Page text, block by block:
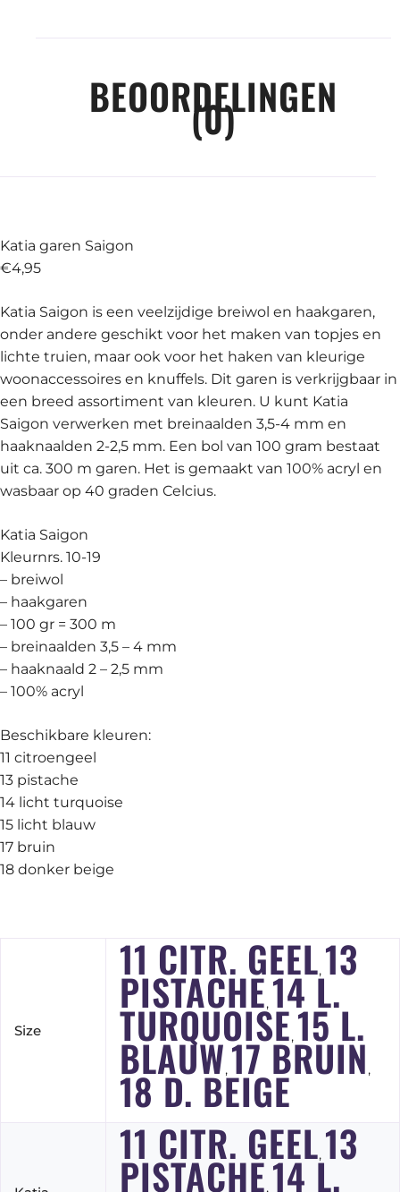
BEOORDELINGEN
(0)
Katia garen Saigon
€4,95
Katia Saigon is een veelzijdige breiwol en haakgaren,
onder andere geschikt voor het maken van topjes en
lichte truien, maar ook voor het haken van kleurige
woonaccessoires en knuffels. Dit garen is verkrijgbaar in
een breed assortiment van kleuren. U kunt Katia
Saigon verwerken met breinaalden 3,5-4 mm en
haaknaalden 2-2,5 mm. Een bol van 100 gram bestaat
uit ca. 300 m garen. Het is gemaakt van 100% acryl en
wasbaar op 40 graden Celcius.
Katia Saigon
Kleurnrs. 10-19
– breiwol
– haakgaren
– 100 gr = 300 m
– breinaalden 3,5 – 4 mm
– haaknaald 2 – 2,5 mm
– 100% acryl
Beschikbare kleuren:
11 citroengeel
13 pistache
14 licht turquoise
15 licht blauw
17 bruin
18 donker beige
Size
11 CITR. GEEL, 13
PISTACHE, 14 L.
TURQUOISE, 15 L.
BLAUW, 17 BRUIN ,
18 D. BEIGE
11 CITR. GEEL, 13
PISTACHE, 14 L.